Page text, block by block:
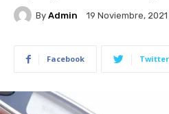
By Admin 19 Noviembre, 2021
Facebook Twitter